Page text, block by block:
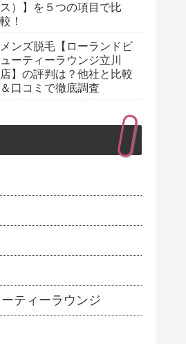
ス）】を５つの項目で比
較！
メンズ脱毛【ローランドビ
ューティーラウンジ立川
店】の評判は？他社と比較
＆口コミで徹底調査
ティーラウンジ